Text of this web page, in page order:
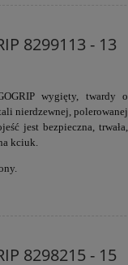
8299113 - 13
wygięty, twardy o
nierdzewnej, polerowanej
jest bezpieczna, trwała,
kciuk.
8298215 - 15